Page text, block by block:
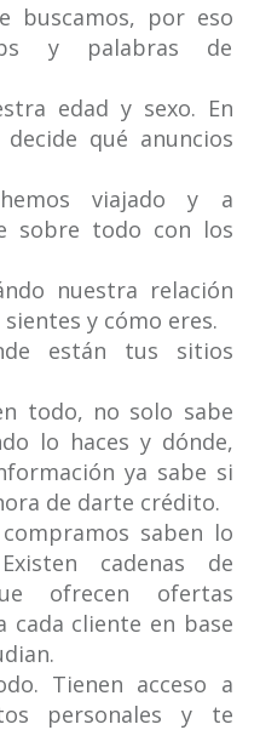
buscamos, por eso
y palabras de
edad y sexo. En
qué anuncios
viajado y a
sobre todo con los
nuestra relación
y cómo eres.
están tus sitios
todo, no solo sabe
lo haces y dónde,
ya sabe si
de darte crédito.
saben lo
cadenas de
ofrecen ofertas
cada cliente en base
Tienen acceso a
personales y te